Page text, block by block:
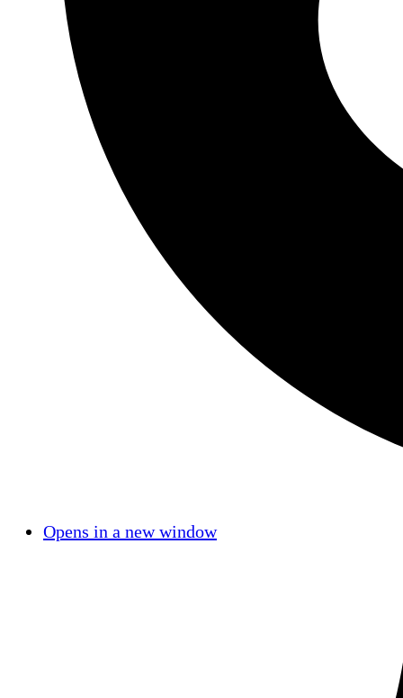
Opens in a new window